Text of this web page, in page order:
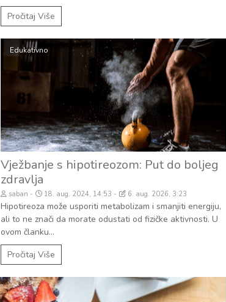
Pročitaj Više
Edukativno
Vježbanje s hipotireozom: Put do boljeg
zdravlja
saban 18. aug. 2024, 14:53 6. aug. 2026, 3:23
Hipotireoza može usporiti metabolizam i smanjiti energiju,
ali to ne znači da morate odustati od fizičke aktivnosti. U
ovom članku...
Pročitaj Više